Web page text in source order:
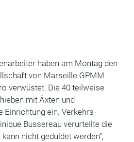
haben am Montag den
von Marseille GPMM
verwüstet. Die 40 teilweise
mit Äxten und
Einrichtung ein. Verkehrs-
Bussereau verurteilte die
nicht geduldet werden“,